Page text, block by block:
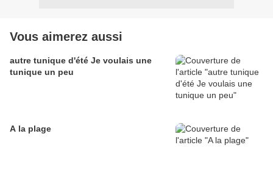
Vous aimerez aussi
autre tunique d'été Je voulais une
tunique un peu
A la plage